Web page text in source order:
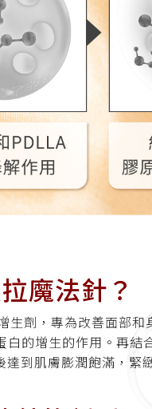
魔法針？
生劑，專為改善面部和
白的增生的作用。再結
到肌膚膨潤飽滿，緊